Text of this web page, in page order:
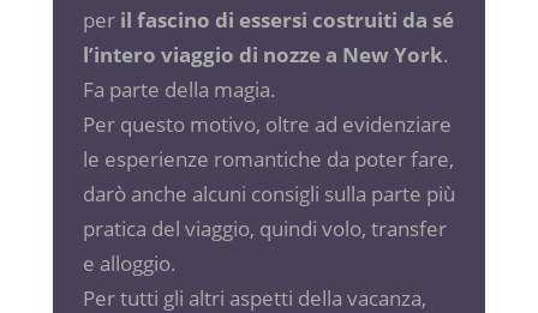
per il fascino di essersi costruiti da sé
l’intero viaggio di nozze a New York.
Fa parte della magia.
Per questo motivo, oltre ad evidenziare
le esperienze romantiche da poter fare,
darò anche alcuni consigli sulla parte più
pratica del viaggio, quindi volo, transfer
e alloggio.
Per tutti gli altri aspetti della vacanza,